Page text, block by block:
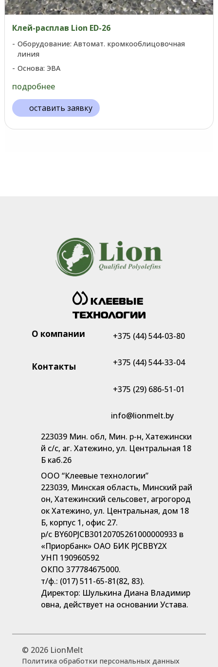
Клей-расплав Lion ED-26
Оборудование: Автомат. кромкооблицовочная
линия
Основа: ЭВА
подробнее
оставить заявку
О компании
Контакты
+375 (44) 544-03-80
+375 (44) 544-33-04
+375 (29) 686-51-01
info@lionmelt.by
223039 Мин. обл, Мин. р-н, Хатежински
й с/с, аг. Хатежино, ул. Центральная 18
Б каб.26
ООО “Клеевые технологии”
223039, Минская область, Минский рай
он, Хатежинский сельсовет, агрогород
ок Хатежино, ул. Центральная, дом 18
Б, корпус 1, офис 27.
р/с BY60PJCB30120705261000000933 в
«Приорбанк» ОАО БИК PJCBBY2X
УНП 190960592
ОКПО 377784675000.
т/ф.: (017) 511-65-81(82, 83).
Директор: Шулькина Диана Владимир
овна, действует на основании Устава.
© 2026 LionMelt
Политика обработки персональных данных